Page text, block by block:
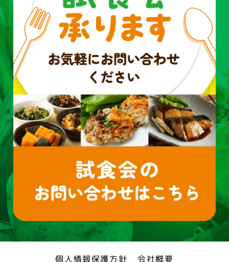
個人情報保護方針 会社概要